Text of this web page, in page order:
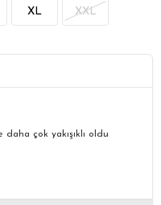
XL XXL
daha çok yakışıklı oldu